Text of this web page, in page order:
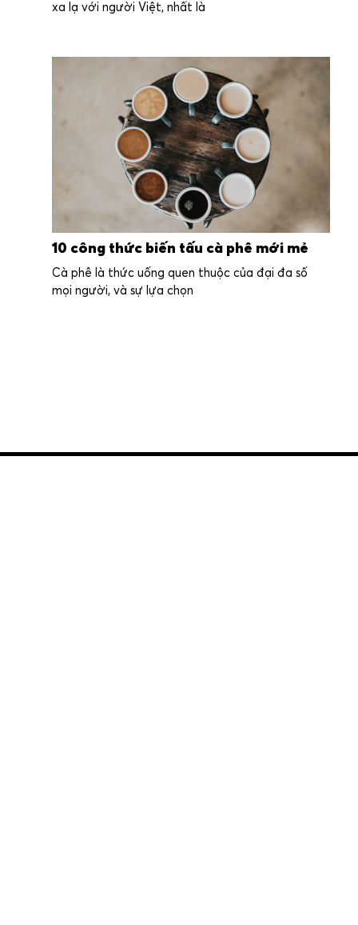
xa lạ với người Việt, nhất là
10 công thức biến tấu cà phê mới mẻ
Cà phê là thức uống quen thuộc của đại đa số
mọi người, và sự lựa chọn